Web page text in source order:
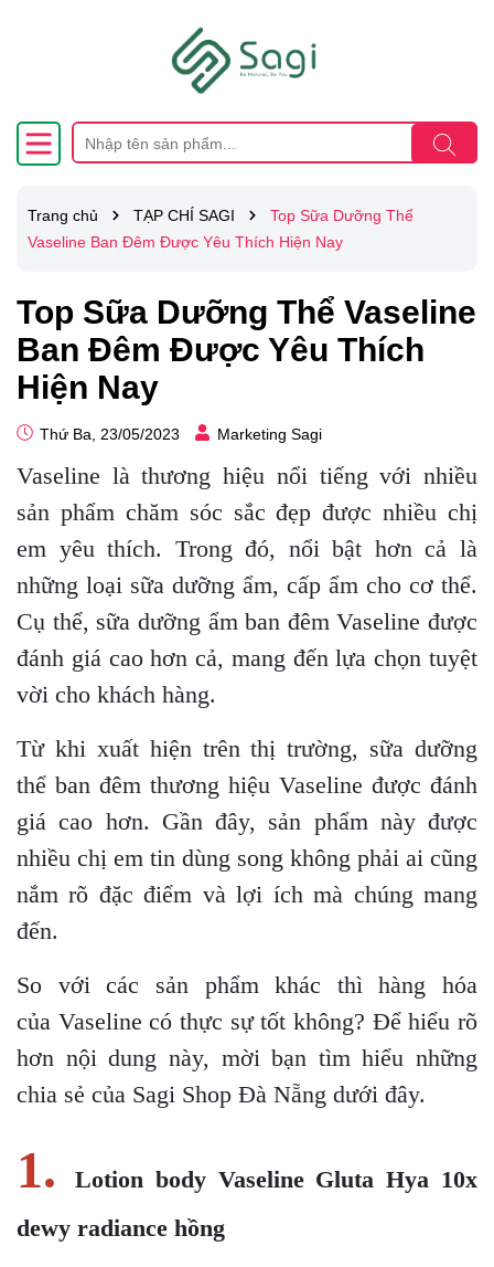
Trang chủ TẠP CHÍ SAGI
Top Sữa Dưỡng Thể
Vaseline Ban Đêm Được Yêu Thích Hiện Nay
Top Sữa Dưỡng Thể Vaseline
Ban Đêm Được Yêu Thích
Hiện Nay
Thứ Ba, 23/05/2023 Marketing Sagi
Vaseline là thương hiệu nổi tiếng với nhiều
sản phẩm chăm sóc sắc đẹp được nhiều chị
em yêu thích. Trong đó, nổi bật hơn cả là
những loại sữa dưỡng ẩm, cấp ẩm cho cơ thể.
Cụ thể, sữa dưỡng ẩm ban đêm Vaseline được
đánh giá cao hơn cả, mang đến lựa chọn tuyệt
vời cho khách hàng.
Từ khi xuất hiện trên thị trường, sữa dưỡng
thể ban đêm thương hiệu Vaseline được đánh
giá cao hơn. Gần đây, sản phẩm này được
nhiều chị em tin dùng song không phải ai cũng
nắm rõ đặc điểm và lợi ích mà chúng mang
đến.
So với các sản phẩm khác thì hàng hóa
của Vaseline có thực sự tốt không? Để hiểu rõ
hơn nội dung này, mời bạn tìm hiểu những
chia sẻ của Sagi Shop Đà Nẵng dưới đây.
1.
Lotion body Vaseline Gluta Hya 10x
dewy radiance hồng